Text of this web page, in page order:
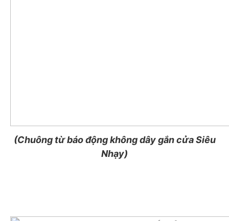
(Chuông từ báo động không dây gắn cửa Siêu
Nhạy)